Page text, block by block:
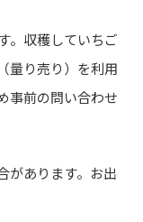
。収穫していちご
量り売り）を利用
事前の問い合わせ
があります。お出